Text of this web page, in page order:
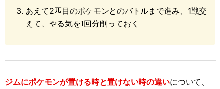
あえて2匹目のポケモンとのバトルまで進み、1戦交
えて、やる気を1回分削っておく
ジムにポケモンが置ける時と置けない時の違いについて、